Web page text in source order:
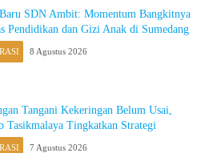
SDN Ambit: Momentum Bangkitnya
Pendidikan dan Gizi Anak di Sumedang
8 Agustus 2026
Tangani Kekeringan Belum Usai,
Tasikmalaya Tingkatkan Strategi
7 Agustus 2026